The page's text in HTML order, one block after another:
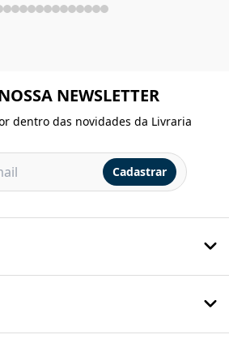
NEWSLETTER
dentro das novidades da Livraria
Cadastrar